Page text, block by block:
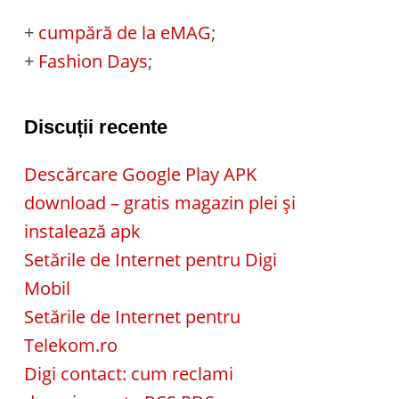
+ cumpără de la eMAG;
+ Fashion Days;
Discuții recente
Descărcare Google Play APK
download – gratis magazin plei și
instalează apk
Setările de Internet pentru Digi
Mobil
Setările de Internet pentru
Telekom.ro
Digi contact: cum reclami